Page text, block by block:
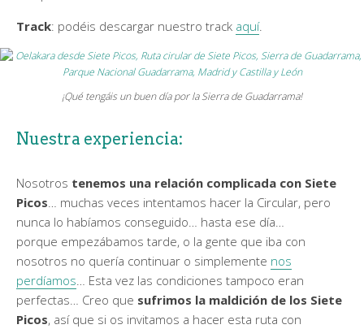
Track: podéis descargar nuestro track aquí.
¡Qué tengáis un buen día por la Sierra de Guadarrama!
Nuestra experiencia:
Nosotros tenemos una relación complicada con Siete
Picos … muchas veces intentamos hacer la Circular, pero
nunca lo habíamos conseguido… hasta ese día…
porque empezábamos tarde, o la gente que iba con
nosotros no quería continuar o simplemente nos
perdíamos … Esta vez las condiciones tampoco eran
perfectas… Creo que sufrimos la maldición de los Siete
Picos, así que si os invitamos a hacer esta ruta con